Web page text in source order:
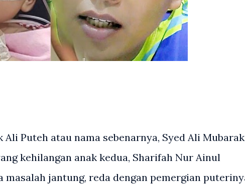
Ali Puteh atau nama sebenarnya, Syed Ali Mubarak
kehilangan anak kedua, Sharifah Nur Ainul
masalah jantung, reda dengan pemergian